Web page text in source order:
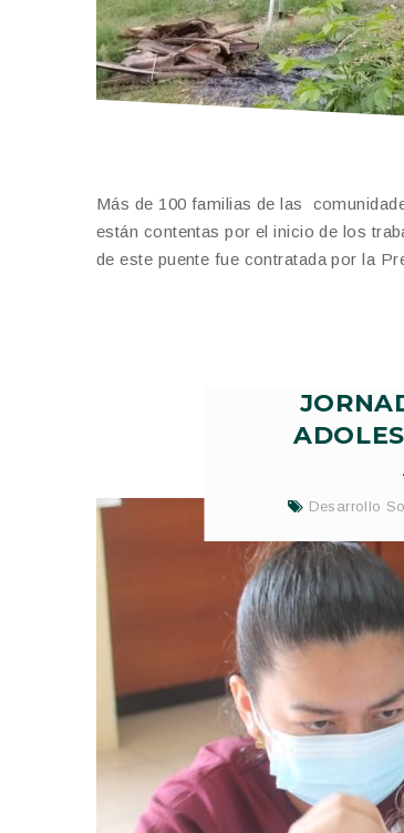
Más de 100 familias de las
están contentas por el inicio de los
de este puente fue contratada por la
Desarrollo